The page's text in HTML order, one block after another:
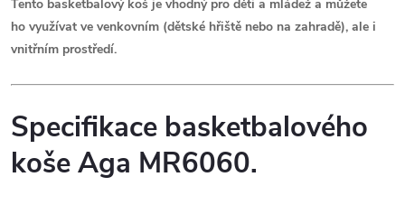
Tento basketbalový koš je vhodný pro děti a mládež a můžete
ho využívat ve venkovním (dětské hřiště nebo na zahradě), ale i
vnitřním prostředí.
Specifikace basketbalového
koše Aga MR6060.